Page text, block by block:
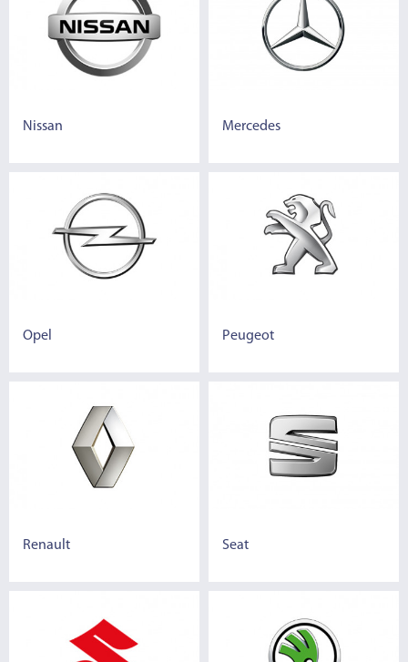
Nissan Mercedes
Opel Peugeot
Renault Seat